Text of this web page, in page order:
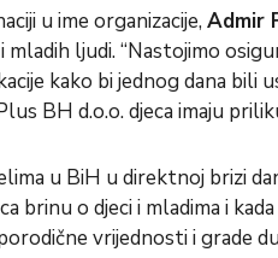
u ime organizacije, Admir
mladih ljudi. “Nastojimo
kako bi jednog dana bili
BH d.o.o. djeca imaju
u BiH u direktnoj brizi
brinu o djeci i mladima i
vrijednosti i grade